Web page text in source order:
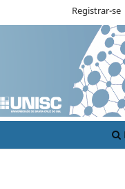
Registrar-se